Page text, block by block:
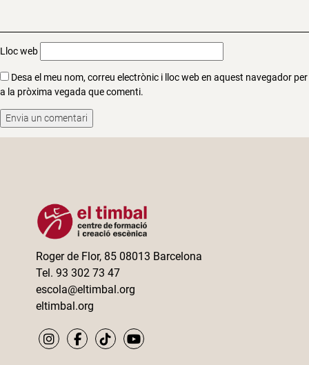
Lloc web
Desa el meu nom, correu electrònic i lloc web en aquest navegador per
a la pròxima vegada que comenti.
Roger de Flor, 85 08013 Barcelona
Tel. 93 302 73 47
escola@eltimbal.org
eltimbal.org